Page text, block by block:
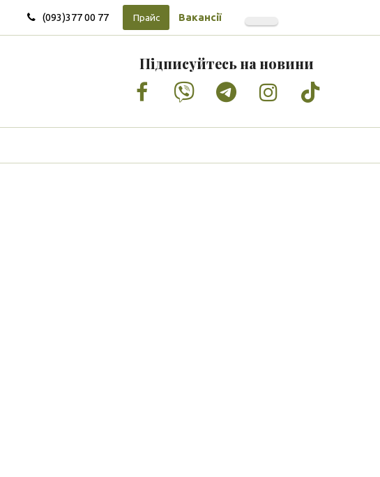
(093)377 00 77 Прайс Вакансії
Підписуйтесь на новини
Facebook
VimeoTumblrInstagram
Tiktok